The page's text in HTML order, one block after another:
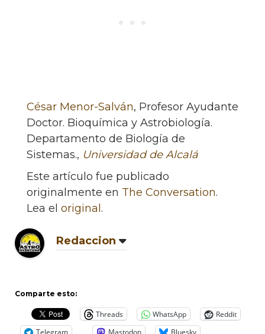
César Menor-Salván, Profesor Ayudante
Doctor. Bioquímica y Astrobiología.
Departamento de Biología de
Sistemas., Universidad de Alcalá
Este artículo fue publicado
originalmente en The Conversation.
Lea el original .
Redaccion
Comparte esto:
Threads WhatsApp
Reddit
Telegram
Mastodon Bluesky